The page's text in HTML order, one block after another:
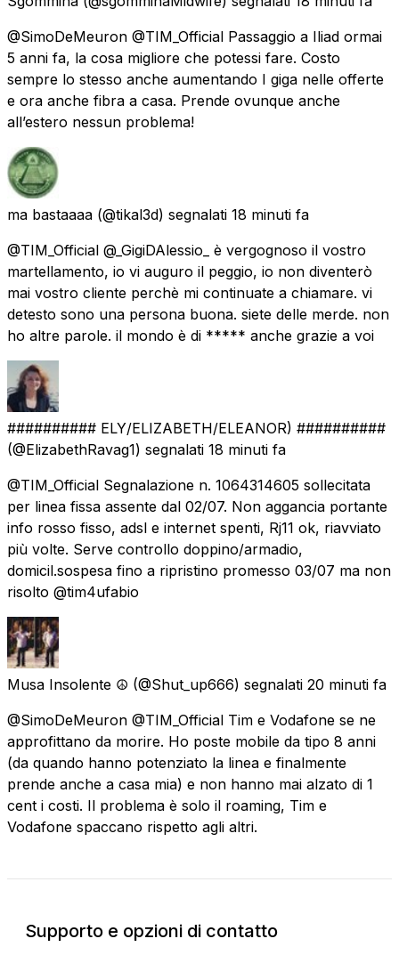
@SimoDeMeuron @TIM_Official Passaggio a Iliad ormai
5 anni fa, la cosa migliore che potessi fare. Costo
sempre lo stesso anche aumentando I giga nelle offerte
e ora anche fibra a casa. Prende ovunque anche
all’estero nessun problema!
ma bastaaaa (@tikal3d) segnalati 18 minuti fa
@TIM_Official @_GigiDAlessio_ è vergognoso il vostro
martellamento, io vi auguro il peggio, io non diventerò
mai vostro cliente perchè mi continuate a chiamare. vi
detesto sono una persona buona. siete delle merde. non
ho altre parole. il mondo è di ***** anche grazie a voi
########## ELY/ELIZABETH/ELEANOR) ##########
(@ElizabethRavag1) segnalati 18 minuti fa
@TIM_Official Segnalazione n. 1064314605 sollecitata
per linea fissa assente dal 02/07. Non aggancia portante
info rosso fisso, adsl e internet spenti, Rj11 ok, riavviato
più volte. Serve controllo doppino/armadio,
domicil.sospesa fino a ripristino promesso 03/07 ma non
risolto @tim4ufabio
Musa Insolente ☮️ (@Shut_up666) segnalati 20 minuti fa
@SimoDeMeuron @TIM_Official Tim e Vodafone se ne
approfittano da morire. Ho poste mobile da tipo 8 anni
(da quando hanno potenziato la linea e finalmente
prende anche a casa mia) e non hanno mai alzato di 1
cent i costi. Il problema è solo il roaming, Tim e
Vodafone spaccano rispetto agli altri.
Supporto e opzioni di contatto